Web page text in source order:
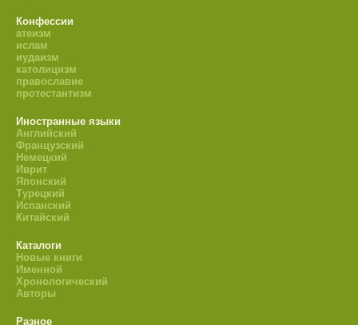
Конфессии
атеизм
ислам
иудаизм
католицизм
православие
протестантизм
Иностранные языки
Английский
Французский
Немецкий
Иврит
Японский
Турецкий
Испанский
Китайский
Каталоги
Новые книги
Именной
Хронологический
Авторы
Разное